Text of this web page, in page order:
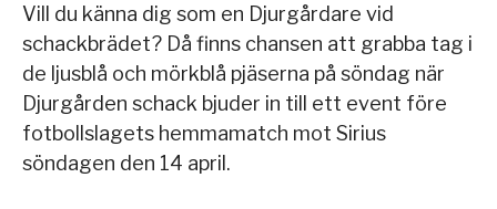
Vill du känna dig som en Djurgårdare vid
schackbrädet? Då finns chansen att grabba tag i
de ljusblå och mörkblå pjäserna på söndag när
Djurgården schack bjuder in till ett event före
fotbollslagets hemmamatch mot Sirius
söndagen den 14 april.